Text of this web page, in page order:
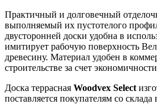
Практичный и долговечный
выполняемый их пустотелого
двусторонней доски удобна в
имитирует рабочую поверхность
древесину. Материал удобен в
строительстве за счет
Доска террасная Woodvex Select
поставляется покупателям со склада